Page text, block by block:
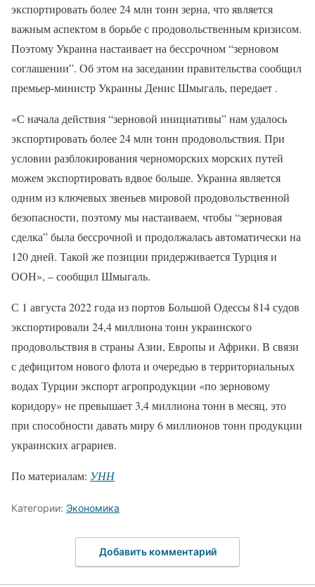
экспортировать более 24 млн тонн зерна, что является
важным аспектом в борьбе с продовольственным кризисом.
Поэтому Украина настаивает на бессрочном “зерновом
соглашении”. Об этом на заседании правительства сообщил
премьер-министр Украины Денис Шмыгаль, передает .
«С начала действия “зерновой инициативы” нам удалось
экспортировать более 24 млн тонн продовольствия. При
условии разблокирования черноморских морских путей
можем экспортировать вдвое больше. Украина является
одним из ключевых звеньев мировой продовольственной
безопасности, поэтому мы настаиваем, чтобы “зерновая
сделка” была бессрочной и продолжалась автоматически на
120 дней. Такой же позиции придерживается Турция и
ООН», – сообщил Шмыгаль.
С 1 августа 2022 года из портов Большой Одессы 814 судов
экспортировали 24,4 миллиона тонн украинского
продовольствия в страны Азии, Европы и Африки. В связи
с дефицитом нового флота и очередью в территориальных
водах Турции экспорт агропродукции «по зерновому
коридору» не превышает 3,4 миллиона тонн в месяц, это
при способности давать миру 6 миллионов тонн продукции
украинских аграриев.
По материалам: УНН
Категории: Экономика
Добавить комментарий